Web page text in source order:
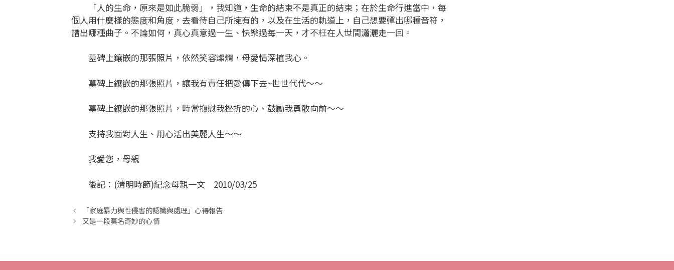
「人的生命，原來是如此脆弱」，我知道，生命的結束不是真正的結束；在於生命行進當中，每
個人用什麼樣的態度和角度，去看待自己所擁有的，以及在生活的軌道上，自己想要彈出哪種音符，
譜出哪種曲子。不論如何，真心真意過一生、快樂過每一天，才不枉在人世間瀟灑走一回。
墓碑上鑲嵌的那張照片，依然笑容燦爛，母愛情深植我心。
墓碑上鑲嵌的那張照片，讓我有責任把愛傳下去~世世代代～～
墓碑上鑲嵌的那張照片，時常撫慰我挫折的心、鼓勵我勇敢向前～～
支持我面對人生、用心活出美麗人生～～
我愛您，母親
後記：(清明時節)紀念母親一文 2010/03/25
「家庭暴力與性侵害的認識與處理」心得報告
又是一段莫名奇妙的心情